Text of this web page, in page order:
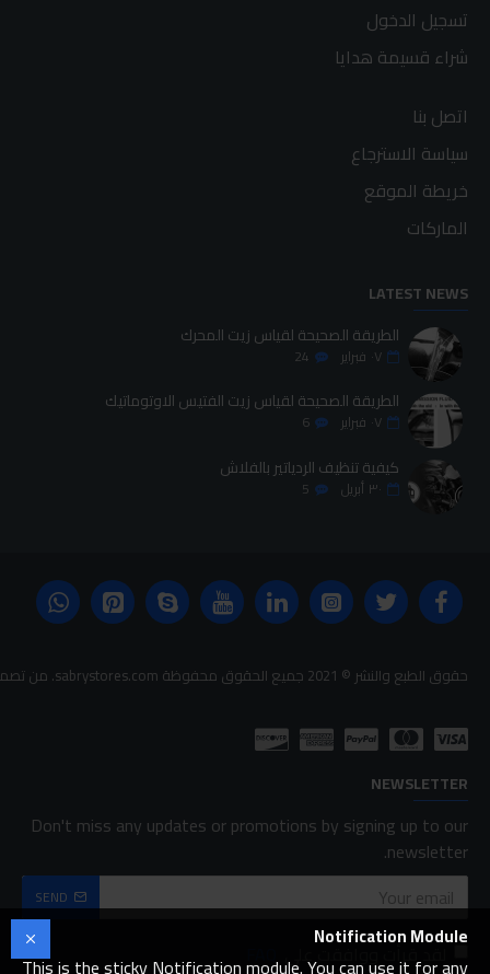
تسجيل الدخول
شراء قسيمة هدايا
اتصل بنا
سياسة الاسترجاع
خريطة الموقع
الماركات
LATEST NEWS
الطريقة الصحيحة لقياس زيت المحرك
٠٧ فبراير 24
الطريقة الصحيحة لقياس زيت الفتيس الاوتوماتيك
٠٧ فبراير 6
كيفية تنظيف الردياتير بالفلاش
٣٠ أبريل 5
حقوق الطبع والنشر © 2021 جميع الحقوق محفوظة sabrystores.com. من تصميم-
NEWSLETTER
Don't miss any updates or promotions by signing up to our
newsletter.
SEND
لقد قرأت ووافقت على FAQ
Notification Module
This is the sticky Notification module. You can use it for any